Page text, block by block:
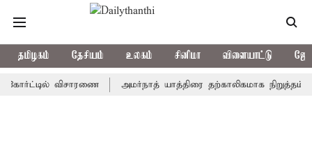
தமிழகம் தேசியம் உலகம் சினிமா விளையாட்டு
விசாரணை அமர்நாத் யாத்திரை தற்காலிகமாக நிறுத்தம்